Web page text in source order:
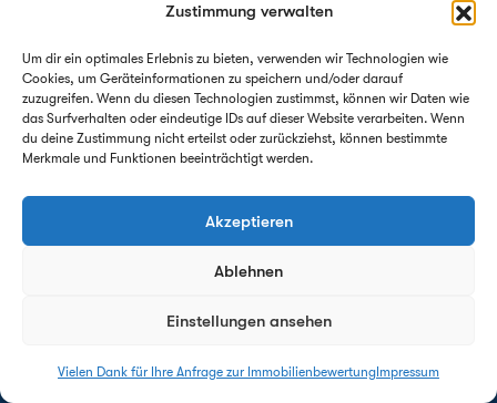
Zustimmung verwalten
Um dir ein optimales Erlebnis zu bieten, verwenden wir Technologien wie
Cookies, um Geräteinformationen zu speichern und/oder darauf
zuzugreifen. Wenn du diesen Technologien zustimmst, können wir Daten wie
das Surfverhalten oder eindeutige IDs auf dieser Website verarbeiten. Wenn
du deine Zustimmung nicht erteilst oder zurückziehst, können bestimmte
Merkmale und Funktionen beeinträchtigt werden.
Akzeptieren
Ablehnen
Einstellungen ansehen
Vielen Dank für Ihre Anfrage zur Immobilienbewertung Impressum
Wertfaktor
Einbauküche
verbleibende
Küche des
Voreigentüme
rs
– 5.400 €
(Abzug vom
Vergleichsobj
ekt)
Ihr Bad muss
saniert
werden, das
d war neu
ekt)
Ergebnis für
Antwort innerhalb von 24h - garantiert!